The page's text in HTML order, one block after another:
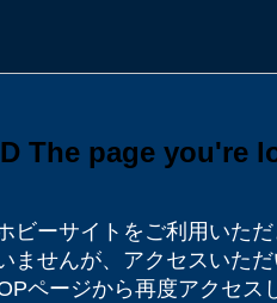
ビーサイトをご利用いただ
ませんが、 アクセスいた
ページから再度アクセス